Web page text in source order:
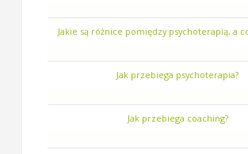
Jakie są różnice pomiędzy psychoterapią, a
Jak przebiega psychoterapia?
Jak przebiega coaching?